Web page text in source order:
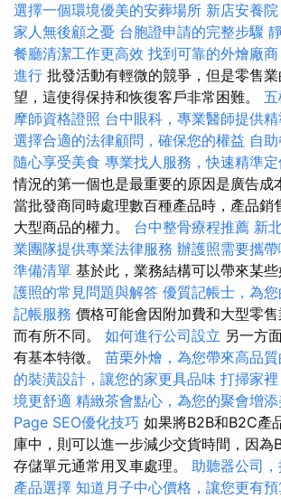
選擇一個環境優美的安葬場所 新店安養
家人無後顧之憂 台胞證申請的完整步驟
餐廳清潔工作更高效 找到可靠的外燴廠
進行 批發活動有輕微的競爭，但是零售
望，這使得保持和恢復客戶非常困難。
摩師資格證照 台中眼科，專業醫師提供
選擇合適的法律顧問，確保您的權益 自
隨心享受美食 專業找人服務，快速精準
情況的第一個也是最重要的原因是廣告成
當批發商同時處理數百種產品時，產品銷
大型商品的權力。 台中整骨療程推薦 新
業團隊提供專業法律服務 辦護照需要攜
準備清單 基於此，業務結構可以帶來某些
護照的常見問題與解答 優質記帳士，為
記帳服務 價格可能會因附加費和大型零
而有所不同。 如何進行公司設立 另一方
有基本特徵。 苗栗外燴，為您帶來高品
的裝潢設計，讓您的家更具品味 打掃家
境更舒適 精緻茶會點心，為您的聚會增
Page SEO優化技巧 如果將B2B和B2C產
庫中，則可以進一步減少交貨時間，因為
存儲單元通常用叉車處理。 助聽器公司
產品選擇 知道月子中心價格，讓您更有